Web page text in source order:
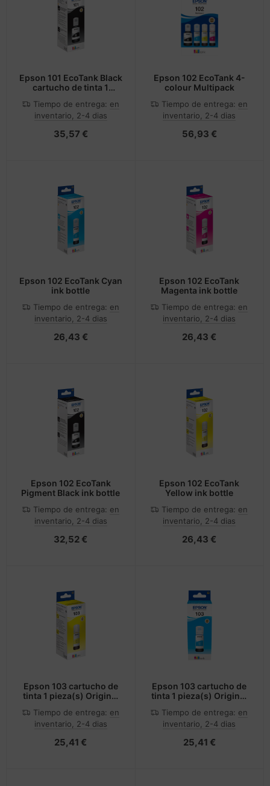
Epson 101 EcoTank Black
cartucho de tinta 1
Tiempo de entrega: en
inventario, 2-4 dias
35,57 €
Epson 102 EcoTank 4-
colour Multipack
Tiempo de entrega: en
inventario, 2-4 dias
56,93 €
Epson 102 EcoTank Cyan
ink bottle
Tiempo de entrega: en
inventario, 2-4 dias
26,43 €
Epson 102 EcoTank
Magenta ink bottle
Tiempo de entrega: en
inventario, 2-4 dias
26,43 €
Epson 102 EcoTank
Pigment Black ink bottle
Tiempo de entrega: en
inventario, 2-4 dias
32,52 €
Epson 102 EcoTank
Yellow ink bottle
Tiempo de entrega: en
inventario, 2-4 dias
26,43 €
Epson 103 cartucho de
tinta 1 pieza(s) Original
Tiempo de entrega: en
inventario, 2-4 dias
25,41 €
Epson 103 cartucho de
tinta 1 pieza(s) Original
Tiempo de entrega: en
inventario, 2-4 dias
25,41 €
teléfonos móviles
portátiles y de
y vídeo
Zubehör
de exhibición
de accesorios
/ Schnittstellen
y discos duros
gráficas
Mainboards
Netzwerkgeräte
de la pantalla
CD-/DVD-Rohlinge
divers
Tinten Minen